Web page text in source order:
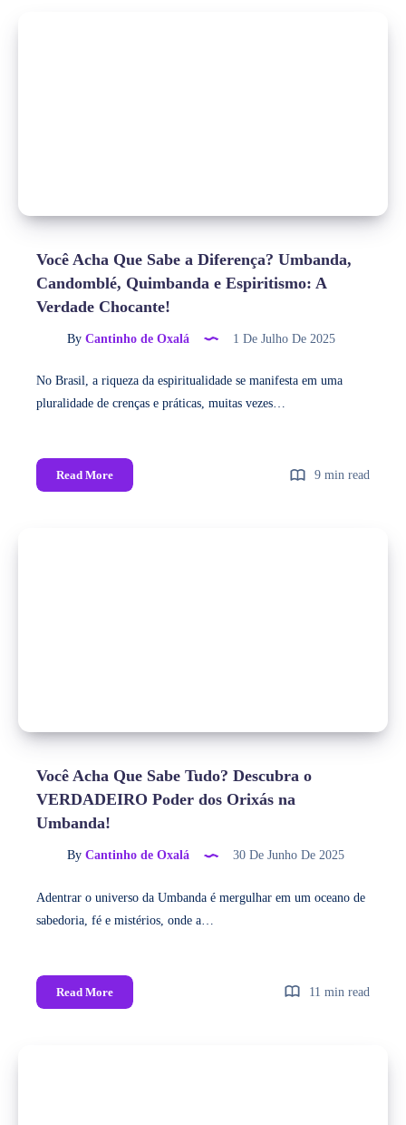
Você Acha Que Sabe a Diferença? Umbanda,
Candomblé, Quimbanda e Espiritismo: A
Verdade Chocante!
By Cantinho de Oxalá 1 De Julho De 2025
No Brasil, a riqueza da espiritualidade se manifesta em uma
pluralidade de crenças e práticas, muitas vezes…
Read More 9 min read
Você Acha Que Sabe Tudo? Descubra o
VERDADEIRO Poder dos Orixás na
Umbanda!
By Cantinho de Oxalá 30 De Junho De 2025
Adentrar o universo da Umbanda é mergulhar em um oceano de
sabedoria, fé e mistérios, onde a…
Read More 11 min read